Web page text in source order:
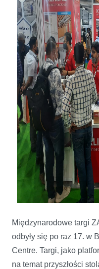
Międzynarodowe targi
odbyły się po raz 17. w
Centre. Targi, jako
na temat przyszłości